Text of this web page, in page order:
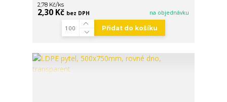
2,78 Kč/ks
2,30 Kč bez DPH na objednávku
Přidat do košíku